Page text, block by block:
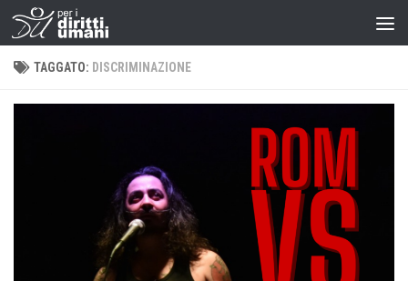
TAGGATO: DISCRIMINAZIONE